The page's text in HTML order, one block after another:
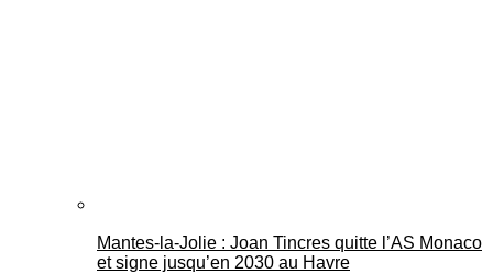
Mantes-la-Jolie : Joan Tincres quitte l’AS Monaco
et signe jusqu’en 2030 au Havre